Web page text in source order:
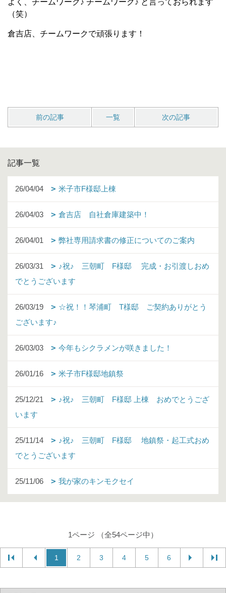
（笑）
倉吉店、チームワークで頑張ります！
前の記事 一覧 次の記事
記事一覧
26/04/04 米子市F様邸上棟
26/04/03 倉吉店 自社倉庫建築中！
26/04/01 弊社専用請求書の修正についてのご案内
26/03/31
♪祝♪ 三朝町 F様邸 完成・お引渡しおめ
でとうございます
26/03/19
☆祝！！琴浦町 T様邸 ご契約ありがとう
ございます♪
26/03/03 今年もシクラメンが咲きました！
26/01/16 米子市F様邸地鎮祭
25/12/21
♪祝♪ 三朝町 F様邸 上棟 おめでとうござ
います
25/11/14
♪祝♪ 三朝町 F様邸 地鎮祭・起工式おめ
でとうございます
25/11/06 我が家のキンモクセイ
1ページ （全54ページ中）
1 2 3 4 5 6